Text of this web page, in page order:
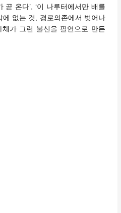
곧 온다’, ‘이 나루터에서만 배를
에 없는 것, 경로의존에서 벗어나
가 그런 불신을 필연으로 만든